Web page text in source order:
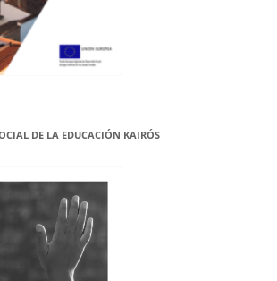
DE LA EDUCACIÓN KAIRÓS